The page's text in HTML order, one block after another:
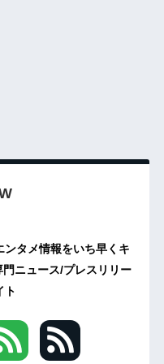
タメ情報をいち早くキ
ニュース/プレスリリー
ト